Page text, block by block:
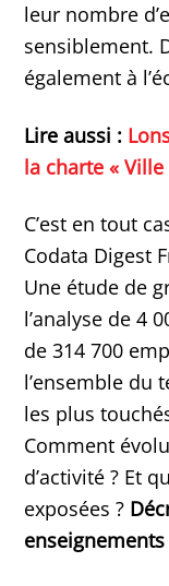
leur nombre
sensiblement.
également à
Lire aussi :
la charte «
C’est en tout
Codata Digest
Une étude de
l’analyse de 4
de 314 700
l’ensemble du
les plus
Comment
d’activité ? Et
exposées ?